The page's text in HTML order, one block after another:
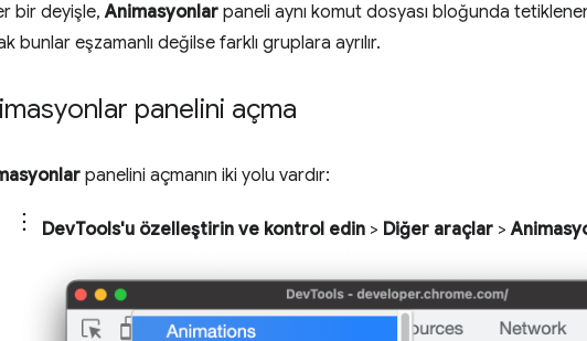
bir deyişle,Animasyonlar paneli aynı komut dosyası bloğunda
bunlar eşzamanlı değilse farklı gruplara ayrılır.
panelini açma
panelini açmanın iki yolu vardır:
DevTools'u özelleştirin ve kontrol edin > Diğer araçlar >